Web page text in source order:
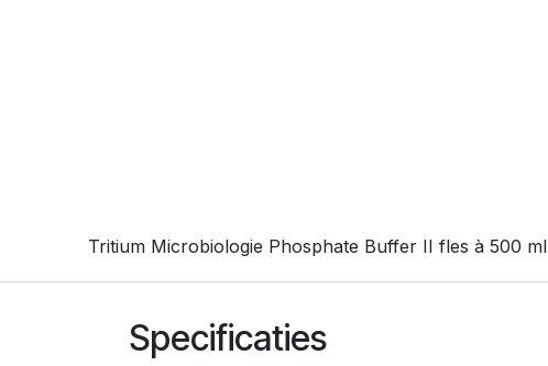
Tritium Microbiologie Phosphate Buffer II fles à 500 ml
Specificaties